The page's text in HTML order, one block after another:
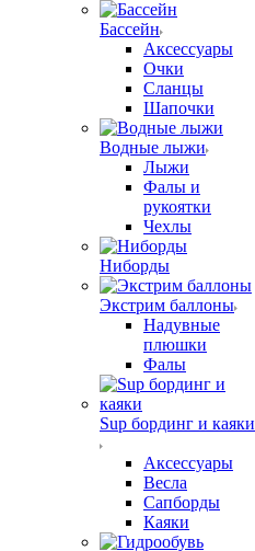
Бассейн
Аксессуары
Очки
Сланцы
Шапочки
Водные лыжи
Лыжи
Фалы и
рукоятки
Чехлы
Ниборды
Экстрим баллоны
Надувные
плюшки
Фалы
Sup бординг и каяки
Аксессуары
Весла
Сапборды
Каяки